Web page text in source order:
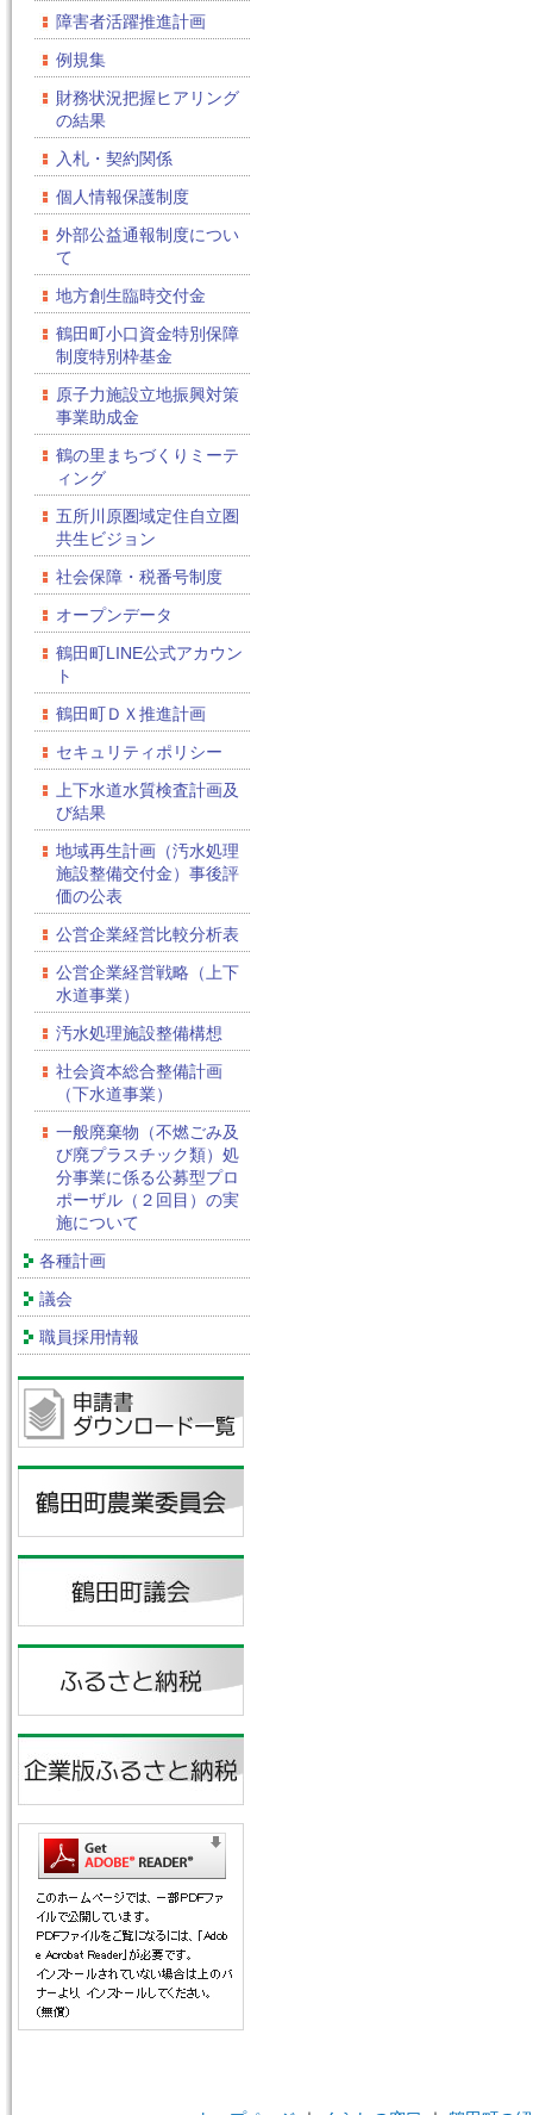
障害者活躍推進計画
例規集
財務状況把握ヒアリング
の結果
入札・契約関係
個人情報保護制度
外部公益通報制度につい
て
地方創生臨時交付金
鶴田町小口資金特別保障
制度特別枠基金
原子力施設立地振興対策
事業助成金
鶴の里まちづくりミーテ
ィング
五所川原圏域定住自立圏
共生ビジョン
社会保障・税番号制度
オープンデータ
鶴田町LINE公式アカウン
ト
鶴田町ＤＸ推進計画
セキュリティポリシー
上下水道水質検査計画及
び結果
地域再生計画（汚水処理
施設整備交付金）事後評
価の公表
公営企業経営比較分析表
公営企業経営戦略（上下
水道事業）
汚水処理施設整備構想
社会資本総合整備計画
（下水道事業）
一般廃棄物（不燃ごみ及
び廃プラスチック類）処
分事業に係る公募型プロ
ポーザル（２回目）の実
施について
各種計画
議会
職員採用情報